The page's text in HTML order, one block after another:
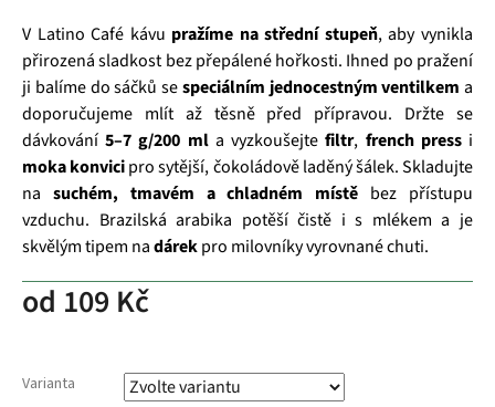
od 109 Kč
Varianta
V Latino Café kávu pražíme na střední stupeň, aby vynikla
přirozená sladkost bez přepálené hořkosti. Ihned po pražení
ji balíme do sáčků sespeciálním jednocestným ventilkem a
doporučujeme mlít až těsně před přípravou. Držte se
dávkování5–7 g/200 mla vyzkoušejtefiltr, french pressi
moka konvicipro sytější, čokoládově laděný šálek. Skladujte
na suchém, tmavém a chladném místě bez přístupu
vzduchu. Brazilská arabika potěší čistě i s mlékem a je
skvělým tipem nadárekpro milovníky vyrovnané chuti.